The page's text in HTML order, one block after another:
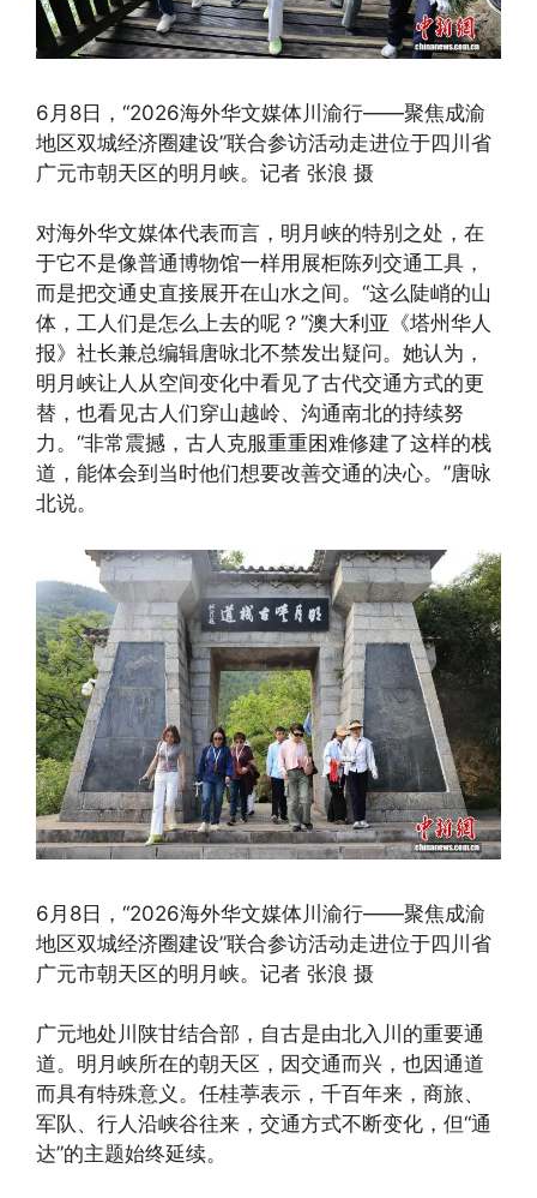
6月8日，“2026海外华文媒体川渝行——聚焦成渝
地区双城经济圈建设”联合参访活动走进位于四川省
广元市朝天区的明月峡。记者 张浪 摄
对海外华文媒体代表而言，明月峡的特别之处，在
于它不是像普通博物馆一样用展柜陈列交通工具，
而是把交通史直接展开在山水之间。“这么陡峭的山
体，工人们是怎么上去的呢？”澳大利亚《塔州华人
报》社长兼总编辑唐咏北不禁发出疑问。她认为，
明月峡让人从空间变化中看见了古代交通方式的更
替，也看见古人们穿山越岭、沟通南北的持续努
力。“非常震撼，古人克服重重困难修建了这样的栈
道，能体会到当时他们想要改善交通的决心。”唐咏
北说。
6月8日，“2026海外华文媒体川渝行——聚焦成渝
地区双城经济圈建设”联合参访活动走进位于四川省
广元市朝天区的明月峡。记者 张浪 摄
广元地处川陕甘结合部，自古是由北入川的重要通
道。明月峡所在的朝天区，因交通而兴，也因通道
而具有特殊意义。任桂葶表示，千百年来，商旅、
军队、行人沿峡谷往来，交通方式不断变化，但“通
达”的主题始终延续。